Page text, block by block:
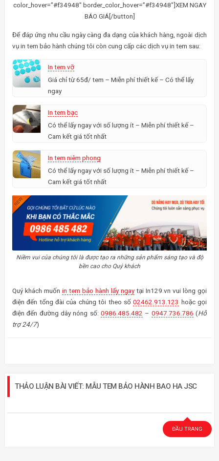
color_hover=”#f34948″ border_color_hover=”#f34948″]XEM NGAY
BÁO GIÁ[/button]
Để đáp ứng nhu cầu ngày càng đa dạng của khách hàng, ngoài dịch
vụ in tem bảo hành chúng tôi còn cung cấp các dịch vụ in tem sau:
In tem vỡ
Giá chỉ từ 65đ/ tem – Miễn phí thiết kế – Có thể lấy
ngay
In tem bạc
Có thể lấy ngay với số lượng ít – Miễn phí thiết kế –
Cam kết giá tốt nhất
In tem niêm phong
Có thể lấy ngay với số lượng ít – Miễn phí thiết kế –
Cam kết giá tốt nhất
Niềm vui của chúng tôi là được tạo ra những sản phẩm sáng tạo và độ
bền cao cho Quý khách
Quý khách muốn in tem bảo hành lấy ngay tại In129.vn vui lòng gọi
điện đến tổng đài của chúng tôi theo số02462.913.123 hoặc gọi
điện đến đường dây nóng số: 0986.485.482 – 0947.736.786 (Hỗ
trợ 24/7)
THẢO LUẬN BÀI VIẾT: MẪU TEM BẢO HÀNH BAO HA JSC
ĐẦU TRANG